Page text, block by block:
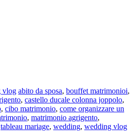
vlog abito da sposa, bouffet matrimonioi,
, castello ducale colonna joppolo,
, cibo matrimonio, come organizzare un
, matrimonio agrigento,
tableau mariage, wedding, wedding vlog